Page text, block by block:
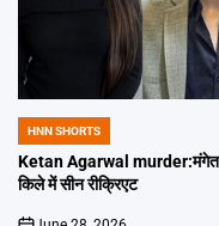
POSTED
IN
HNN SHORTS
Ketan Agarwal murder:मंगेतर
किले में सीन रीक्रिएट